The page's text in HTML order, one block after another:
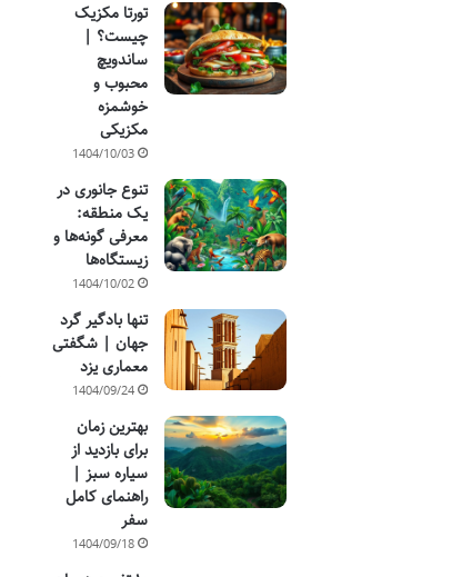
تورتا مکزیک
چیست؟ |
ساندویچ
محبوب و
خوشمزه
مکزیکی
1404/10/03
تنوع جانوری در
یک منطقه:
معرفی گونه‌ها و
زیستگاه‌ها
1404/10/02
تنها بادگیر گرد
جهان | شگفتی
معماری یزد
1404/09/24
بهترین زمان
برای بازدید از
سیاره سبز |
راهنمای کامل
سفر
1404/09/18